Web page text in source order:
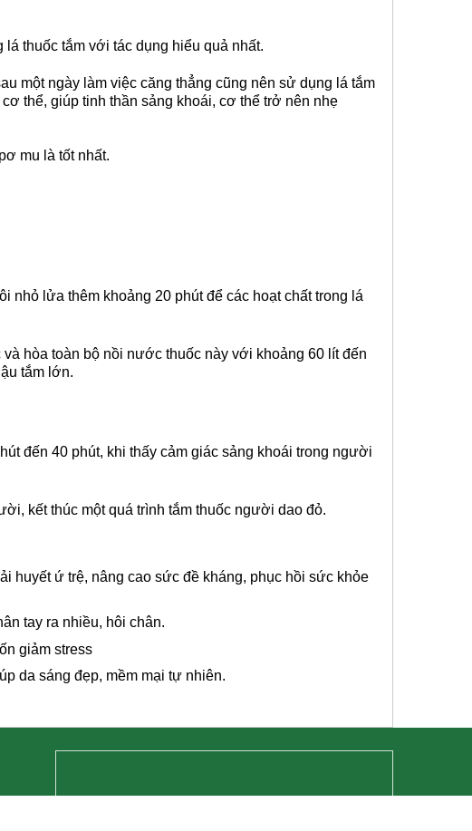
thuốc tắm với tác dụng hiểu quả nhất.
một ngày làm việc căng thẳng cũng nên sử dụng lá tắm
thể, giúp tinh thần sảng khoái, cơ thể trở nên nhẹ
mu là tốt nhất.
lửa thêm khoảng 20 phút để các hoạt chất trong lá
hòa toàn bộ nồi nước thuốc này với khoảng 60 lít đến
tắm lớn.
đến 40 phút, khi thấy cảm giác sảng khoái trong người
kết thúc một quá trình tắm thuốc người dao đỏ.
huyết ứ trệ, nâng cao sức đề kháng, phục hồi sức khỏe
tay ra nhiều, hôi chân.
giảm stress
da sáng đẹp, mềm mại tự nhiên.